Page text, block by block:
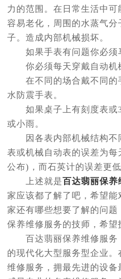
力的范围。在日常生活中
容易老化，周围的水蒸气
子。造成内部机械损坏。
如果手表有问题你必须
你必须每天穿戴自动机
在不同的场合戴不同的
水防震手表。
如果桌子上有刻度表或
或小雨。
因各表内部机械结构不
表或机械自动表的误差为
公布)，而石英计的误差更低
上述就是百达翡丽保养
家应该都了解了吧，希望
家还有哪些想要了解的问
保养维修服务的技师，希望
百达翡丽保养维修服务
的现代化大型服务型企业
维修服务，拥最先进的设